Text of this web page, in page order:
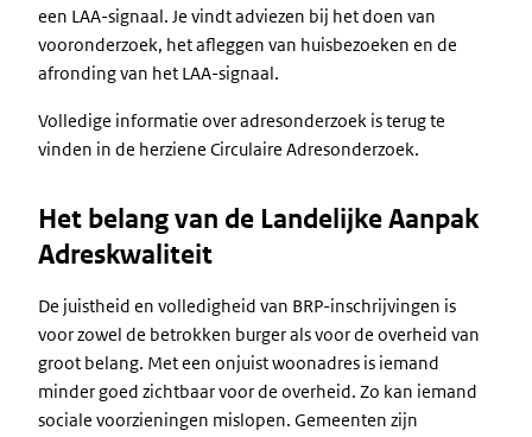
een LAA-signaal. Je vindt adviezen bij het doen van
vooronderzoek, het afleggen van huisbezoeken en de
afronding van het LAA-signaal.
Volledige informatie over adresonderzoek is terug te
vinden in de herziene Circulaire Adresonderzoek.
Het belang van de Landelijke Aanpak
Adreskwaliteit
De juistheid en volledigheid van BRP-inschrijvingen is
voor zowel de betrokken burger als voor de overheid van
groot belang. Met een onjuist woonadres is iemand
minder goed zichtbaar voor de overheid. Zo kan iemand
sociale voorzieningen mislopen. Gemeenten zijn